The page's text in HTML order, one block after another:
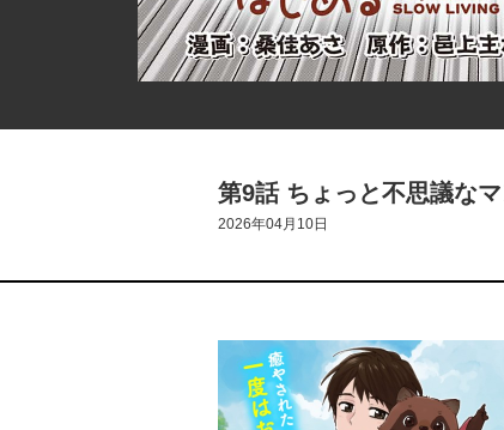
第9話 ちょっと不思議な
2026年04月10日